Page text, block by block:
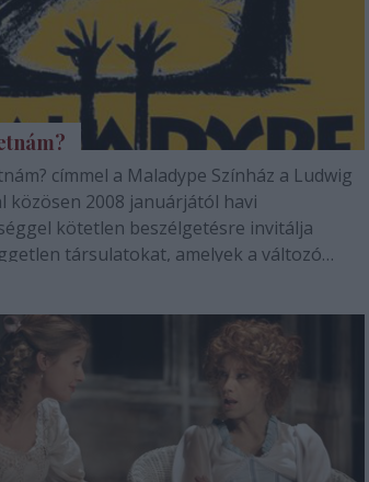
címmel a Maladype Színház a Ludwig
közösen 2008 januárjától havi
kötetlen beszélgetésre invitálja
társulatokat, amelyek a változó